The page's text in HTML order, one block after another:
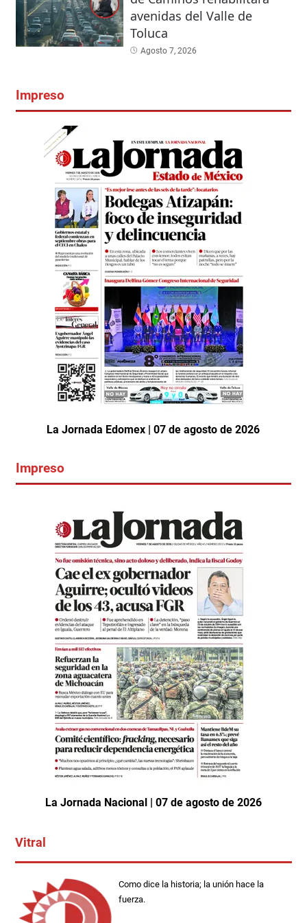
avenidas del Valle de
Toluca
Agosto 7, 2026
Impreso
La Jornada Edomex | 07 de agosto de 2026
Impreso
La Jornada Nacional | 07 de agosto de 2026
Vitral
Como dice la historia; la unión hace la
fuerza.